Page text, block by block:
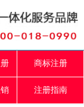
商标注册
注册指南